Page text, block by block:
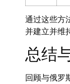
通过这些方
并建立并维
总结
回顾与俄罗